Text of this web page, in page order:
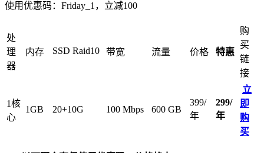
使用优惠码：Friday_1，立减100
处
理
器
内存 SSD Raid10 带宽 流量 价格 特惠
购
买
链
接
1核
心
1GB 20+10G 100 Mbps 600 GB
399/
年
299/
年
立
即
购
买